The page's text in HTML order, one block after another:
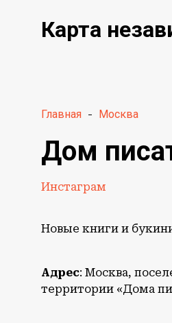
Карта
Главная - Москва
Дом
Инстаграм
Новые книги и
Адрес: Москва,
территории «Дома